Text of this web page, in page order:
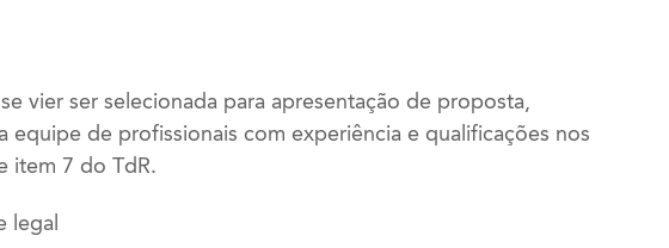
vier ser selecionada para apresentação de proposta,
equipe de profissionais com experiência e qualificações nos
item 7 do TdR.
legal